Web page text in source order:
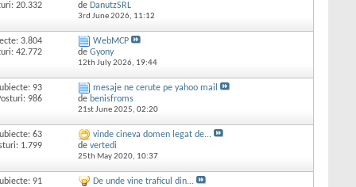
20.332
de DanutzSRL
3rd June 2026, 11:12
3.804
42.772
WebMCP
de Gyony
12th July 2026, 19:44
93
986
mesaje ne cerute pe yahoo mail
de benisfroms
21st June 2025, 02:20
63
1.799
vinde cineva domen legat de...
de vertedi
25th May 2020, 10:37
91
De unde vine traficul din...